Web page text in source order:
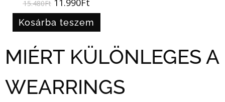
15.480Ft 11.990Ft
Kosárba teszem
MIÉRT KÜLÖNLEGES A
WEARRINGS